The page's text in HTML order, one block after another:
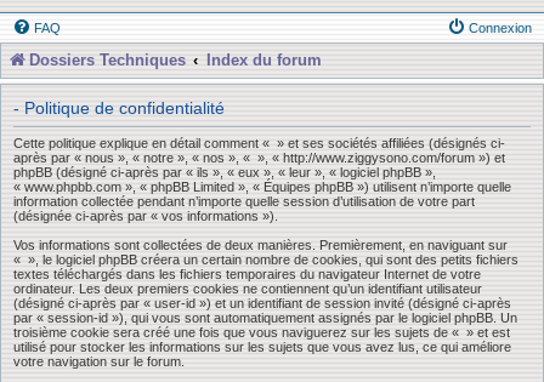
FAQ Connexion
Dossiers Techniques Index du forum
- Politique de confidentialité
Cette politique explique en détail comment « » et ses sociétés affiliées (désignés ci-
après par « nous », « notre », « nos », « », « http://www.ziggysono.com/forum ») et
phpBB (désigné ci-après par « ils », « eux », « leur », « logiciel phpBB »,
« www.phpbb.com », « phpBB Limited », « Équipes phpBB ») utilisent n’importe quelle
information collectée pendant n’importe quelle session d’utilisation de votre part
(désignée ci-après par « vos informations »).
Vos informations sont collectées de deux manières. Premièrement, en naviguant sur
« », le logiciel phpBB créera un certain nombre de cookies, qui sont des petits fichiers
textes téléchargés dans les fichiers temporaires du navigateur Internet de votre
ordinateur. Les deux premiers cookies ne contiennent qu’un identifiant utilisateur
(désigné ci-après par « user-id ») et un identifiant de session invité (désigné ci-après
par « session-id »), qui vous sont automatiquement assignés par le logiciel phpBB. Un
troisième cookie sera créé une fois que vous naviguerez sur les sujets de « » et est
utilisé pour stocker les informations sur les sujets que vous avez lus, ce qui améliore
votre navigation sur le forum.